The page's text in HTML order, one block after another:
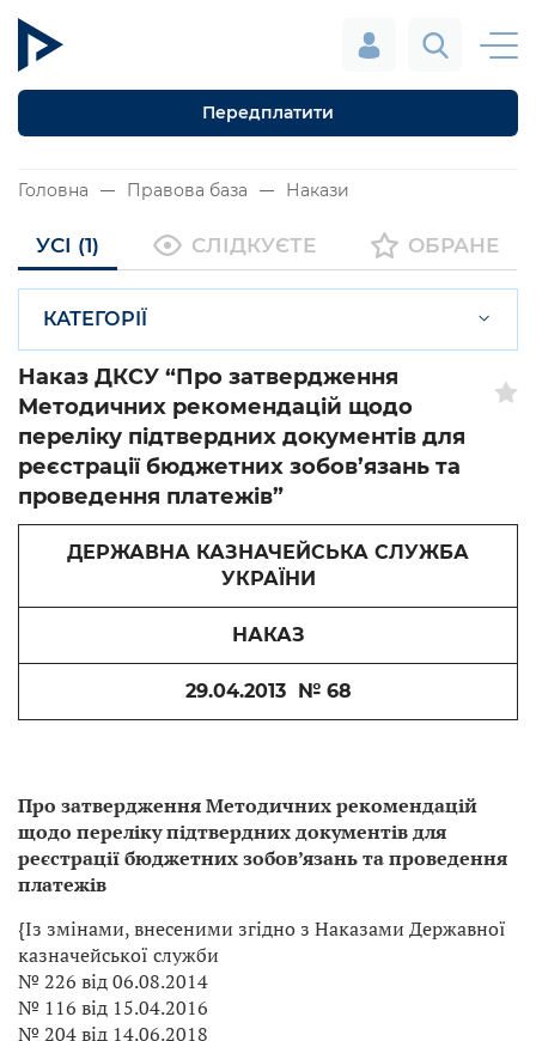
Передплатити
Головна Правова база Накази
УСІ (1) СЛІДКУЄТЕ ОБРАНЕ
КАТЕГОРІЇ
Наказ ДКСУ “Про затвердження
Методичних рекомендацій щодо
переліку підтвердних документів для
реєстрації бюджетних зобов’язань та
проведення платежів”
ДЕРЖАВНА КАЗНАЧЕЙСЬКА СЛУЖБА
УКРАЇНИ
НАКАЗ
29.04.2013 № 68
Про затвердження Методичних рекомендацій
щодо переліку підтвердних документів для
реєстрації бюджетних зобов’язань та проведення
платежів
{Із змінами, внесеними згідно з Наказами Державної
казначейської служби
№ 226 від 06.08.2014
№ 116 від 15.04.2016
№ 204 від 14.06.2018